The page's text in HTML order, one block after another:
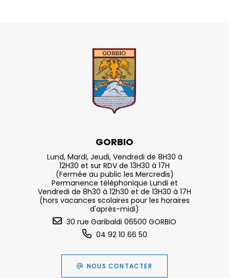
GORBIO
Lund, Mardi, Jeudi, Vendredi de 8H30 à
12H30 et sur RDV de 13H30 à 17H
(Fermée au public les Mercredis)
Permanence téléphonique Lundi et
Vendredi de 8h30 à 12h30 et de 13H30 à 17H
(hors vacances scolaires pour les horaires
d'après-midi)
30 rue Garibaldi 06500 GORBIO
04 92 10 66 50
NOUS CONTACTER